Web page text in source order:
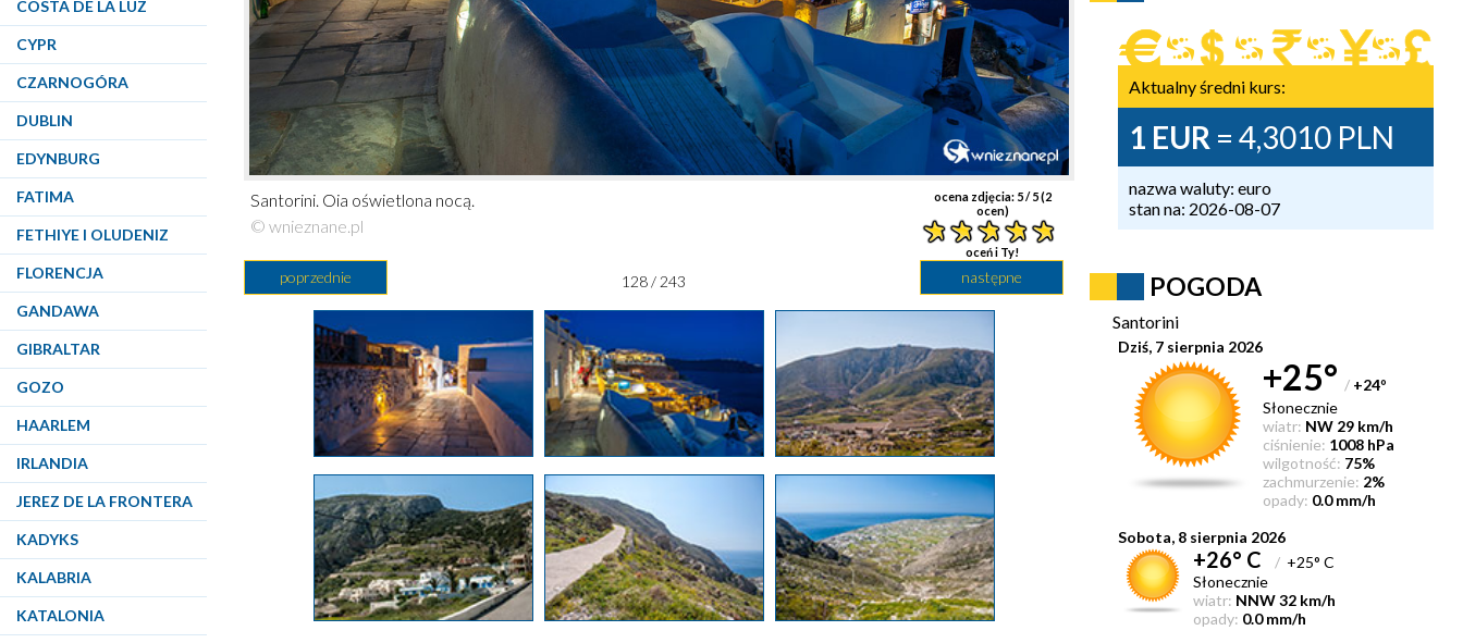
COSTA DE LA LUZ
CYPR
CZARNOGÓRA
DUBLIN
EDYNBURG
FATIMA
FETHIYE I OLUDENIZ
FLORENCJA
GANDAWA
GIBRALTAR
GOZO
HAARLEM
IRLANDIA
JEREZ DE LA FRONTERA
KADYKS
KALABRIA
KATALONIA
ocena zdjęcia: 5/ 5 (2
ocen)
oceń i Ty!
Santorini. Oia oświetlona nocą.
© wnieznane.pl
poprzednie następne
128 / 243
Aktualny średni kurs:
1 EUR = 4,3010 PLN
nazwa waluty: euro
stan na: 2026-08-07
POGODA
Santorini
Dziś, 7 sierpnia 2026
+25° / +24°
Słonecznie
wiatr: NW 29 km/h
ciśnienie: 1008 hPa
wilgotność: 75%
zachmurzenie: 2%
opady: 0.0 mm/h
Sobota, 8 sierpnia 2026
+26° C / +25° C
Słonecznie
wiatr: NNW 32 km/h
opady: 0.0 mm/h